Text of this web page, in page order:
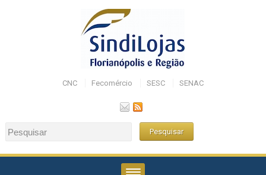
CNC Fecomércio SESC SENAC